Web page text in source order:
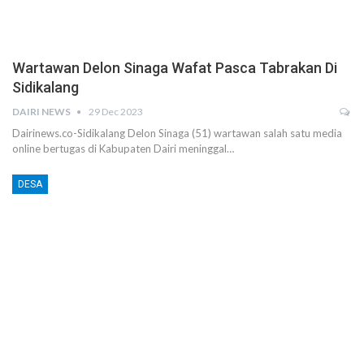
Wartawan Delon Sinaga Wafat Pasca Tabrakan Di
Sidikalang
DAIRI NEWS 29 Dec 2023
Dairinews.co-Sidikalang Delon Sinaga (51) wartawan salah satu media
online bertugas di Kabupaten Dairi meninggal…
DESA